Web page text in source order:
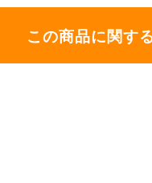
この商品に関す